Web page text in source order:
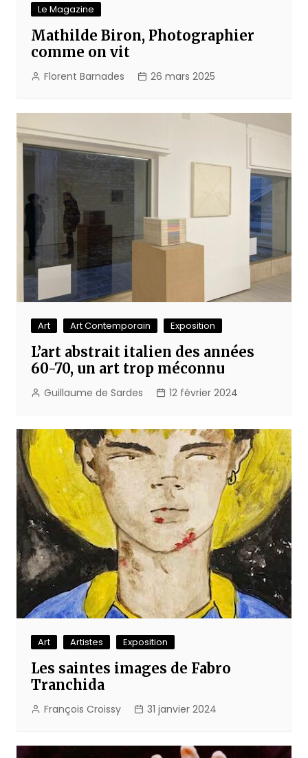
Le Magazine
Mathilde Biron, Photographier
comme on vit
Florent Barnades 26 mars 2025
Art Art Contemporain Exposition
L’art abstrait italien des années
60-70, un art trop méconnu
Guillaume de Sardes 12 février 2024
Art Artistes Exposition
Les saintes images de Fabro
Tranchida
François Croissy 31 janvier 2024